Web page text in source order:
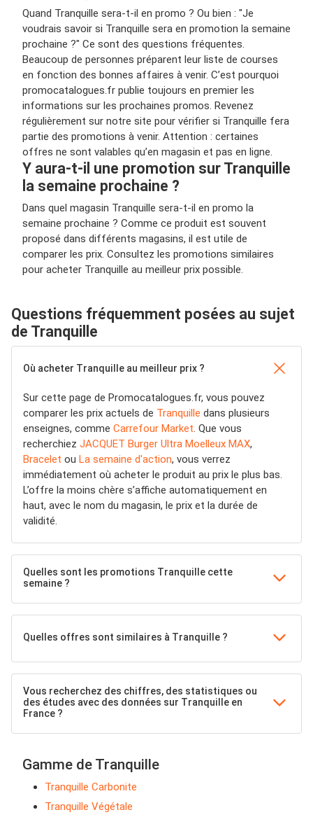
Quand Tranquille sera-t-il en promo ? Ou bien : "Je
voudrais savoir si Tranquille sera en promotion la semaine
prochaine ?" Ce sont des questions fréquentes.
Beaucoup de personnes préparent leur liste de courses
en fonction des bonnes affaires à venir. C’est pourquoi
promocatalogues.fr publie toujours en premier les
informations sur les prochaines promos. Revenez
régulièrement sur notre site pour vérifier si Tranquille fera
partie des promotions à venir. Attention : certaines
offres ne sont valables qu’en magasin et pas en ligne.
Y aura-t-il une promotion sur Tranquille
la semaine prochaine ?
Dans quel magasin Tranquille sera-t-il en promo la
semaine prochaine ? Comme ce produit est souvent
proposé dans différents magasins, il est utile de
comparer les prix. Consultez les promotions similaires
pour acheter Tranquille au meilleur prix possible.
Questions fréquemment posées au sujet
de Tranquille
Où acheter Tranquille au meilleur prix ?
Sur cette page de Promocatalogues.fr, vous pouvez
comparer les prix actuels de Tranquille dans plusieurs
enseignes, comme Carrefour Market. Que vous
recherchiez JACQUET Burger Ultra Moelleux MAX,
Bracelet ou La semaine d'action, vous verrez
immédiatement où acheter le produit au prix le plus bas.
L’offre la moins chère s’affiche automatiquement en
haut, avec le nom du magasin, le prix et la durée de
validité.
Quelles sont les promotions Tranquille cette
semaine ?
Quelles offres sont similaires à Tranquille ?
Vous recherchez des chiffres, des statistiques ou
des études avec des données sur Tranquille en
France ?
Gamme de Tranquille
Tranquille Carbonite
Tranquille Végétale